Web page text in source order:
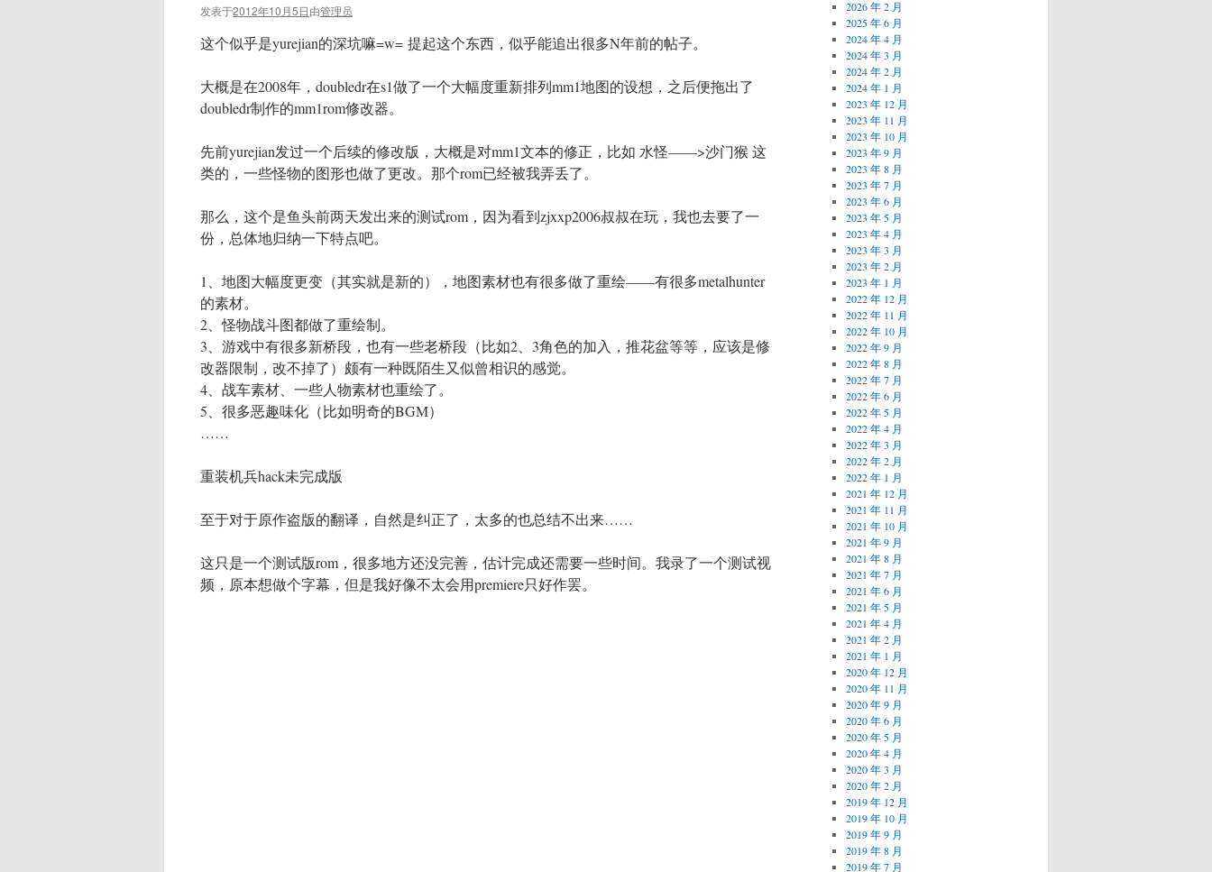
发表于2012年10月5日由管理员
这个似乎是yurejian的深坑嘛=w= 提起这个东西，似乎能追出很多N年前的帖子。
大概是在2008年，doubledr在s1做了一个大幅度重新排列mm1地图的设想，之后便拖出了
doubledr制作的mm1rom修改器。
先前yurejian发过一个后续的修改版，大概是对mm1文本的修正，比如 水怪——>沙门猴 这
类的，一些怪物的图形也做了更改。那个rom已经被我弄丢了。
那么，这个是鱼头前两天发出来的测试rom，因为看到zjxxp2006叔叔在玩，我也去要了一
份，总体地归纳一下特点吧。
1、地图大幅度更变（其实就是新的），地图素材也有很多做了重绘——有很多metalhunter
的素材。
2、怪物战斗图都做了重绘制。
3、游戏中有很多新桥段，也有一些老桥段（比如2、3角色的加入，推花盆等等，应该是修
改器限制，改不掉了）颇有一种既陌生又似曾相识的感觉。
4、战车素材、一些人物素材也重绘了。
5、很多恶趣味化（比如明奇的BGM）
……
重装机兵hack未完成版
至于对于原作盗版的翻译，自然是纠正了，太多的也总结不出来……
这只是一个测试版rom，很多地方还没完善，估计完成还需要一些时间。我录了一个测试视
频，原本想做个字幕，但是我好像不太会用premiere只好作罢。
2026 年 2 月
2025 年 6 月
2024 年 4 月
2024 年 3 月
2024 年 2 月
2024 年 1 月
2023 年 12 月
2023 年 11 月
2023 年 10 月
2023 年 9 月
2023 年 8 月
2023 年 7 月
2023 年 6 月
2023 年 5 月
2023 年 4 月
2023 年 3 月
2023 年 2 月
2023 年 1 月
2022 年 12 月
2022 年 11 月
2022 年 10 月
2022 年 9 月
2022 年 8 月
2022 年 7 月
2022 年 6 月
2022 年 5 月
2022 年 4 月
2022 年 3 月
2022 年 2 月
2022 年 1 月
2021 年 12 月
2021 年 11 月
2021 年 10 月
2021 年 9 月
2021 年 8 月
2021 年 7 月
2021 年 6 月
2021 年 5 月
2021 年 4 月
2021 年 2 月
2021 年 1 月
2020 年 12 月
2020 年 11 月
2020 年 9 月
2020 年 6 月
2020 年 5 月
2020 年 4 月
2020 年 3 月
2020 年 2 月
2019 年 12 月
2019 年 10 月
2019 年 9 月
2019 年 8 月
2019 年 7 月